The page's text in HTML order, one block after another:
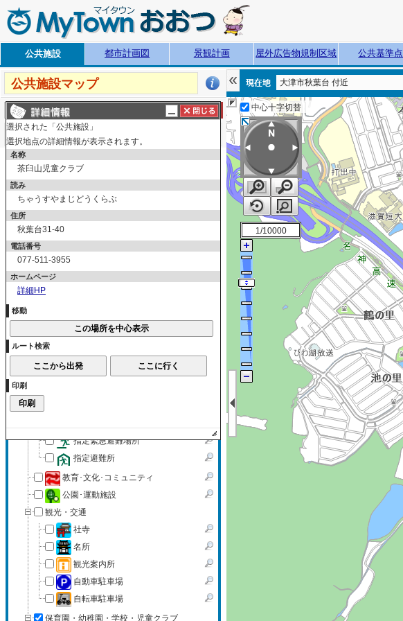
公共施設 都市計画図 景観計画 屋外広告物規制区域 公共基準点
公共施設マップ
表示切替
市役所・支所・市民センター・
福祉・保健・医療
福祉
病院・医院・診療所
薬局
介護福祉
赤ちゃんの駅
警察・消防・防災
指定緊急避難場所
指定避難所
教育･文化･コミュニティ
公園･運動施設
観光・交通
社寺
名所
観光案内所
自動車駐車場
自転車駐車場
保育園・幼稚園・学校・児童クラブ
大津市秋葉台 付近
中心十字切替
1/10000
選択された「公共施設」
選択地点の詳細情報が表示されます。
名称
茶臼山児童クラブ
読み
ちゃうすやまじどうくらぶ
住所
秋葉台31-40
電話番号
077-511-3955
ホームページ
詳細HP
移動
ルート検索
印刷